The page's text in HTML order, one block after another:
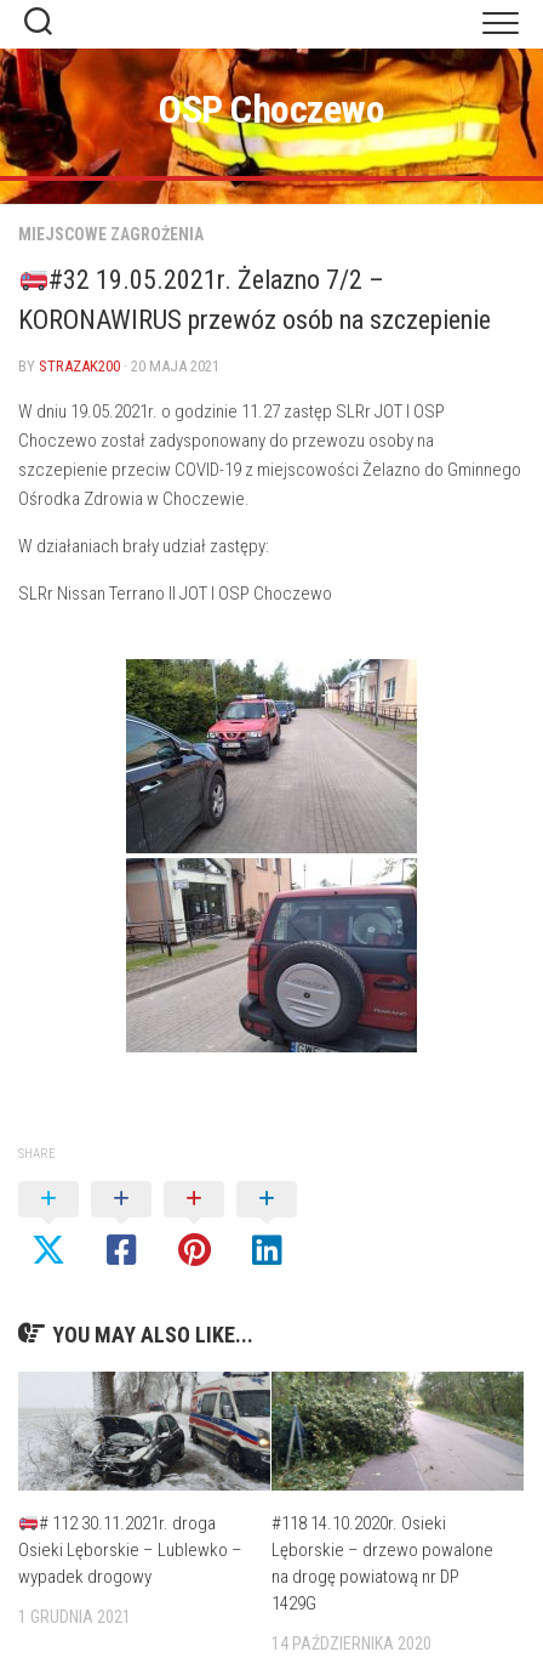
Skip
content
OSP Choczewo
MIEJSCOWE ZAGROŻENIA
#32 19.05.2021r. Żelazno 7/2 –
KORONAWIRUS przewóz osób na szczepienie
BY STRAZAK200 · 20 MAJA 2021
W dniu 19.05.2021r. o godzinie 11.27 zastęp SLRr JOT I OSP
Choczewo został zadysponowany do przewozu osoby na
szczepienie przeciw COVID-19 z miejscowości Żelazno do Gminnego
Ośrodka Zdrowia w Choczewie.
W działaniach brały udział zastępy:
SLRr Nissan Terrano II JOT I OSP Choczewo
SHARE
YOU MAY ALSO LIKE...
# 112 30.11.2021r. droga
Osieki Lęborskie – Lublewko –
wypadek drogowy
1 GRUDNIA 2021
#118 14.10.2020r. Osieki
Lęborskie – drzewo powalone
na drogę powiatową nr DP
1429G
14 PAŹDZIERNIKA 2020